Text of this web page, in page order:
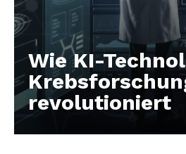
Wie KI-
revolutioniert